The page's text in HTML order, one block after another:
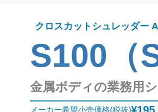
クロスカットシュレッダー
S100（
金属ボディの業務用
メーカー希望小売価格(税抜)